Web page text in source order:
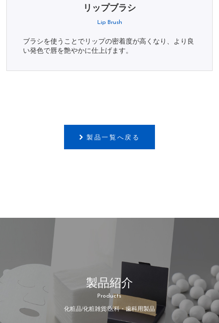
リップブラシ
Lip Brush
ブラシを使うことでリップの密着度が高くなり、より良
い発色で唇を艶やかに仕上げます。
製品一覧へ戻る
製品紹介
Products
化粧品/化粧雑貨/医科・歯科用製品